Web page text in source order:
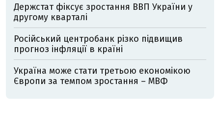
Держстат фіксує зростання ВВП України у
другому кварталі
Російський центробанк різко підвищив
прогноз інфляції в країні
Україна може стати третьою економікою
Європи за темпом зростання – МВФ